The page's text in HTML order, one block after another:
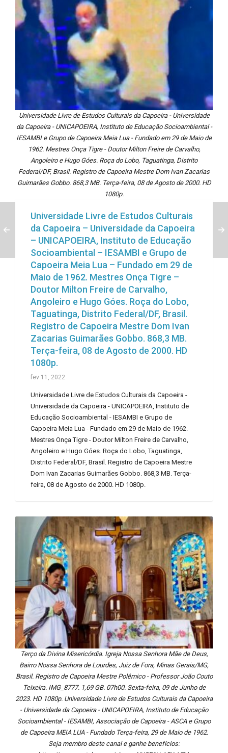
Universidade Livre de Estudos Culturais da Capoeira - Universidade
da Capoeira - UNICAPOEIRA, Instituto de Educação Socioambiental -
IESAMBI e Grupo de Capoeira Meia Lua - Fundado em 29 de Maio de
1962. Mestres Onça Tigre - Doutor Milton Freire de Carvalho,
Angoleiro e Hugo Góes. Roça do Lobo, Taguatinga, Distrito
Federal/DF, Brasil. Registro de Capoeira Mestre Dom Ivan Zacarias
Guimarães Gobbo. 868,3 MB. Terça-feira, 08 de Agosto de 2000. HD
1080p.
Universidade Livre de Estudos Culturais
da Capoeira – Universidade da Capoeira
– UNICAPOEIRA, Instituto de Educação
Socioambiental – IESAMBI e Grupo de
Capoeira Meia Lua – Fundado em 29 de
Maio de 1962. Mestres Onça Tigre –
Doutor Milton Freire de Carvalho,
Angoleiro e Hugo Góes. Roça do Lobo,
Taguatinga, Distrito Federal/DF, Brasil.
Registro de Capoeira Mestre Dom Ivan
Zacarias Guimarães Gobbo. 868,3 MB.
Terça-feira, 08 de Agosto de 2000. HD
1080p.
fev 11, 2022
Universidade Livre de Estudos Culturais da Capoeira -
Universidade da Capoeira - UNICAPOEIRA, Instituto de
Educação Socioambiental - IESAMBI e Grupo de
Capoeira Meia Lua - Fundado em 29 de Maio de 1962.
Mestres Onça Tigre - Doutor Milton Freire de Carvalho,
Angoleiro e Hugo Góes. Roça do Lobo, Taguatinga,
Distrito Federal/DF, Brasil. Registro de Capoeira Mestre
Dom Ivan Zacarias Guimarães Gobbo. 868,3 MB. Terça-
feira, 08 de Agosto de 2000. HD 1080p.
Terço da Divina Misericórdia. Igreja Nossa Senhora Mãe de Deus,
Bairro Nossa Senhora de Lourdes, Juiz de Fora, Minas Gerais/MG,
Brasil. Registro de Capoeira Mestre Polêmico - Professor João Couto
Teixeira. IMG_8777. 1,69 GB. 07h00. Sexta-feira, 09 de Junho de
2023. HD 1080p. Universidade Livre de Estudos Culturais da Capoeira
- Universidade da Capoeira - UNICAPOEIRA, Instituto de Educação
Socioambiental - IESAMBI, Associação de Capoeira - ASCA e Grupo
de Capoeira MEIA LUA - Fundado Terça-feira, 29 de Maio de 1962.
Seja membro deste canal e ganhe benefícios: